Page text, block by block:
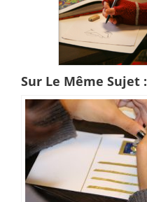
Sur Le Même Sujet :